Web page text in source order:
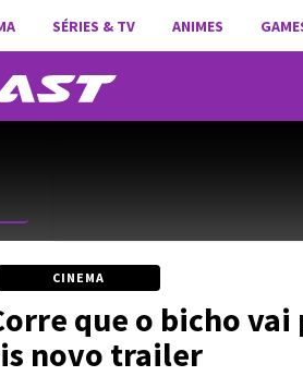
SÉRIES & TV ANIMES
CINEMA
que o bicho vai
novo trailer